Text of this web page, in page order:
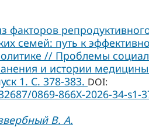
факторов
семей: путь к
// Проблемы
и истории
1. С. 378-383. DOI:
0869-866X-2026-34-s1-
В. А.